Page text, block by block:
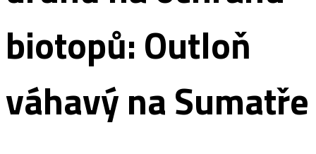
biotopů: Outloň
váhavý na Sumatře